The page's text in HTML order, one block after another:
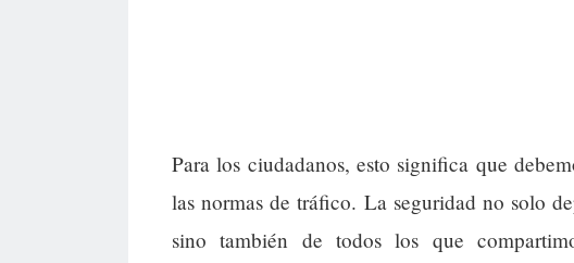
Para los ciudadanos, esto significa que
las normas de tráfico. La seguridad no solo
sino también de todos los que